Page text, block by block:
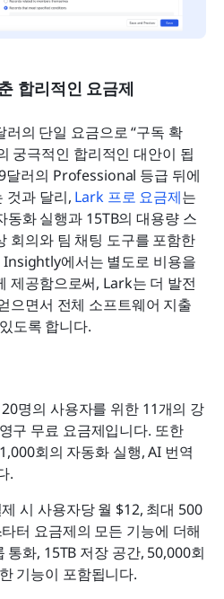
합리적인 요금제
의 단일 요금으로 “구독 확
궁극적인 합리적인 대안이 됩
러의 Professional 등급 뒤에
것과 달리, Lark 프로 요금제는
동화 실행과 15TB의 대용량 스
회의와 팀 채팅 도구를 포함한
Insightly에서는 별도로 비용을
제공함으로써, Lark는 더 발전
으면서 전체 소프트웨어 지출
도록 합니다.
명의 사용자를 위한 11개의 강
구 무료 요금제입니다. 또한
회의 자동화 실행, AI 번역
.
시 사용자당 월 $12, 최대 500
터 요금제의 모든 기능에 더해
통화, 15TB 저장 공간, 50,000회
기능이 포함됩니다.